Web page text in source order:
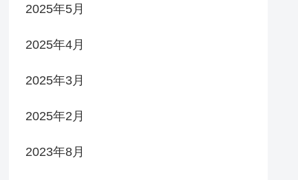
2025年5月
2025年4月
2025年3月
2025年2月
2023年8月